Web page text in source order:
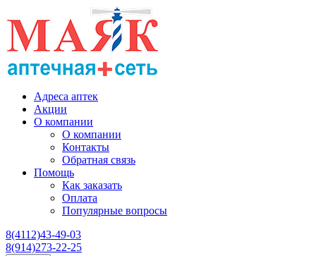
Адреса аптек
Акции
О компании
О компании
Контакты
Обратная связь
Помощь
Как заказать
Оплата
Популярные вопросы
8(4112)43-49-03
8(914)273-22-25